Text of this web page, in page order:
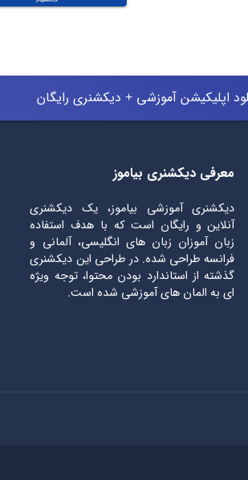
اپلیکیشن آموزشی + دیکشنری رایگان
معرفی دیکشنری بیاموز
دیکشنری آموزشی بیاموز، یک دیکشنری
آنلاین و رایگان است که با هدف استفاده
زبان آموزان زبان های انگلیسی، آلمانی و
فرانسه طراحی شده. در طراحی این دیکشنری
گذشته از استاندارد بودن محتوا، توجه ویژه
ای به المان های آموزشی شده است.